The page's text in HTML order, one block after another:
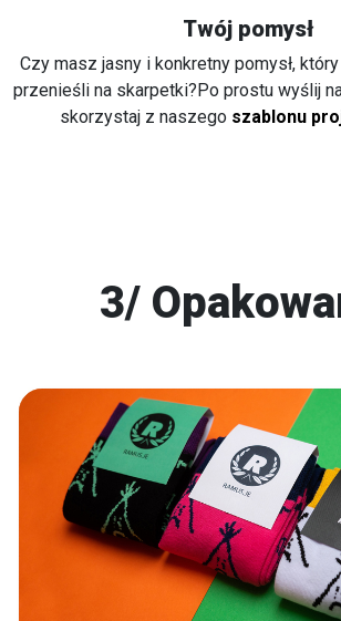
Twój pomysł
Czy masz jasny i konkretny pomysł,
przenieśli na skarpetki?Po prostu wyślij
skorzystaj z naszego szablonu
3/